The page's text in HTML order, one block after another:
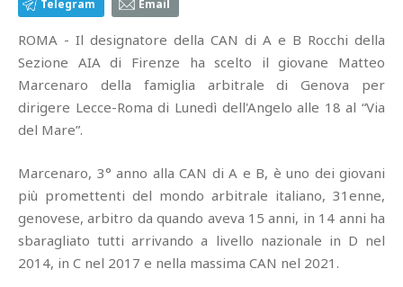
Telegram Email
ROMA - Il designatore della CAN di A e B Rocchi della
Sezione AIA di Firenze ha scelto il giovane Matteo
Marcenaro della famiglia arbitrale di Genova per
dirigere Lecce-Roma di Lunedì dell'Angelo alle 18 al “Via
del Mare”.
Marcenaro, 3° anno alla CAN di A e B, è uno dei giovani
più promettenti del mondo arbitrale italiano, 31enne,
genovese, arbitro da quando aveva 15 anni, in 14 anni ha
sbaragliato tutti arrivando a livello nazionale in D nel
2014, in C nel 2017 e nella massima CAN nel 2021.